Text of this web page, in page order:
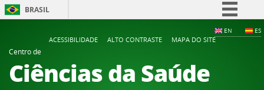
BRASIL
Participe
Acesso à informação
EN ES
ACESSIBILIDADE ALTO CONTRASTE
MAPA DO SITE
Centro de
Ciências da Saúde